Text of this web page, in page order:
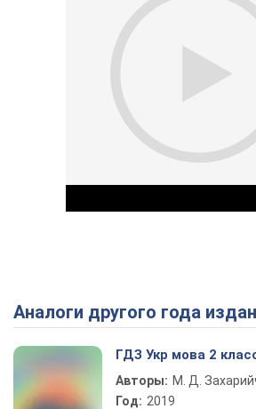
Play
Аналоги другого года
ГДЗ Укр мова 2
Авторы: М. Д.
Год: 2019